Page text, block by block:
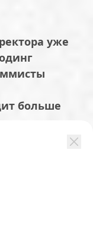
уже
больше
сегодня
в